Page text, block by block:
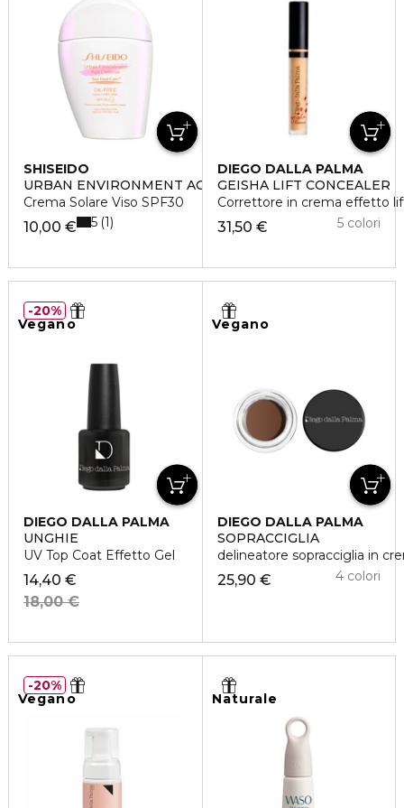
SHISEIDO
URBAN ENVIRONMENT AGE DEFENSE OIL-FREE
Crema Solare Viso SPF30
10,00 € 5 1
DIEGO DALLA PALMA
GEISHA LIFT CONCEALER
Correttore in crema effetto
31,50 € 5 colori
Vegano
DIEGO DALLA PALMA
UNGHIE
UV Top Coat Effetto Gel
14,40 €
18,00 €
20%
Vegano
DIEGO DALLA PALMA
SOPRACCIGLIA
delineatore sopracciglia in
25,90 € 4 colori
Vegano
20%
Naturale